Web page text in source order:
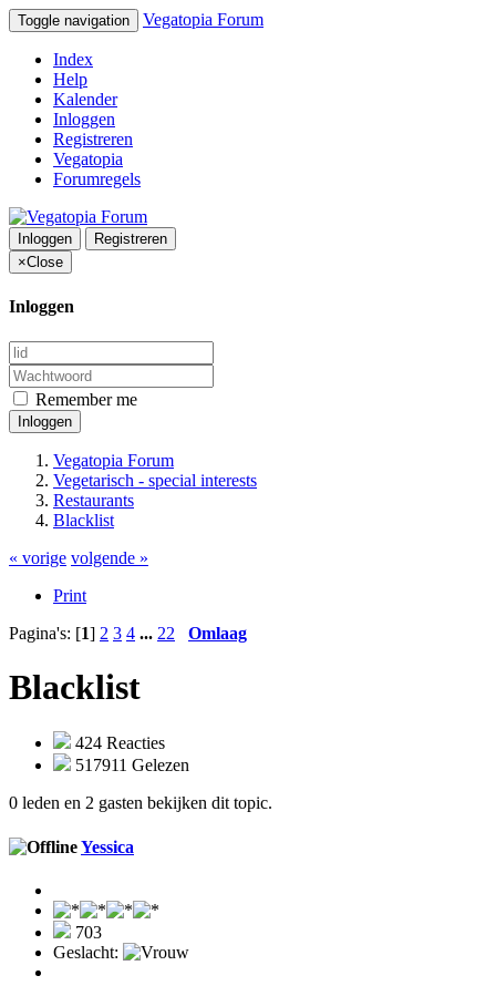
Toggle navigation Vegatopia Forum
Index
Help
Kalender
Inloggen
Registreren
Vegatopia
Forumregels
Inloggen
Registreren
×Close
Inloggen
Remember me
Inloggen
Vegatopia Forum
Vegetarisch - special interests
Restaurants
Blacklist
« vorige volgende »
Print
Pagina's: [1] 2 3 4 ... 22 Omlaag
Blacklist
424 Reacties
517911 Gelezen
0 leden en 2 gasten bekijken dit topic.
Yessica
703
Geslacht: